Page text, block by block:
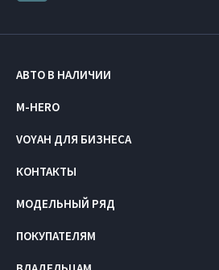
АВТО В НАЛИЧИИ
M-HERO
VOYAH ДЛЯ БИЗНЕСА
КОНТАКТЫ
МОДЕЛЬНЫЙ РЯД
ПОКУПАТЕЛЯМ